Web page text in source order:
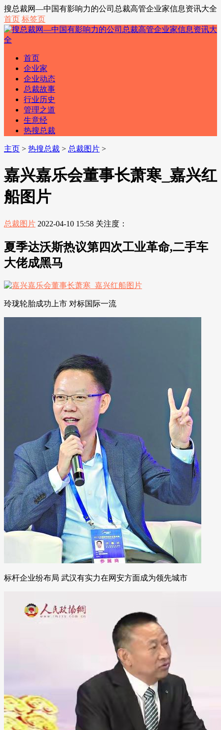
搜总裁网—中国有影响力的公司总裁高管企业家信息资讯大全
首页 标签页
首页
企业家
企业动态
总裁故事
行业历史
管理之道
生意经
热搜总裁
主页 > 热搜总裁 > 总裁图片 >
嘉兴嘉乐会董事长萧寒_嘉兴红
船图片
总裁图片 2022-04-10 15:58 关注度：
夏季达沃斯热议第四次工业革命,二手车
大佬成黑马
玲珑轮胎成功上市 对标国际一流
标杆企业纷布局 武汉有实力在网安方面成为领先城市